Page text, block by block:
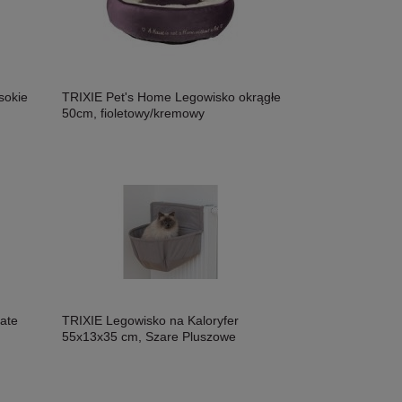
TRIXIE Pet's Home Legowisko okrągłe
50cm, fioletowy/kremowy
TRIXIE Legowisko na Kaloryfer
55x13x35 cm, Szare Pluszowe